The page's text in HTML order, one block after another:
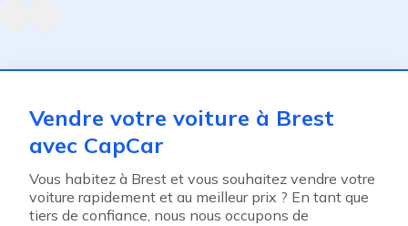
Vendre votre voiture à Brest
avec CapCar
Vous habitez à Brest et vous souhaitez vendre votre
voiture rapidement et au meilleur prix ? En tant que
tiers de confiance, nous nous occupons de